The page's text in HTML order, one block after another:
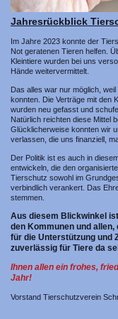
Jahresrückblick
Im Jahre 2023 konnte der
Not geratenen Tieren helfen.
Kleintiere wurden bei uns
Hände weitervermittelt.
Das alles war nur möglich,
konnten. Die Verträge mit den
wurden neu gefasst und
Natürlich reichten diese Mittel
Glücklicherweise konnten wir
verlassen, die uns finanziell,
Der Politik ist es auch in
entwickeln, die den
Tierschutz sowohl im
verbindlich verankert. Das
stemmen.
Aus diesem Blickwinkel
den Kommunen und
für die Unterstützung und
zuverlässig für Tiere da
Ihnen allen ein frohes,
Jahr!
Vorstand Tierschutzverein